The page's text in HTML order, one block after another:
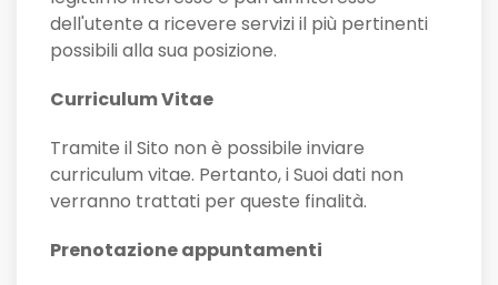
dell'utente a ricevere servizi il più pertinenti
possibili alla sua posizione.
Curriculum Vitae
Tramite il Sito non è possibile inviare
curriculum vitae. Pertanto, i Suoi dati non
verranno trattati per queste finalità.
Prenotazione appuntamenti